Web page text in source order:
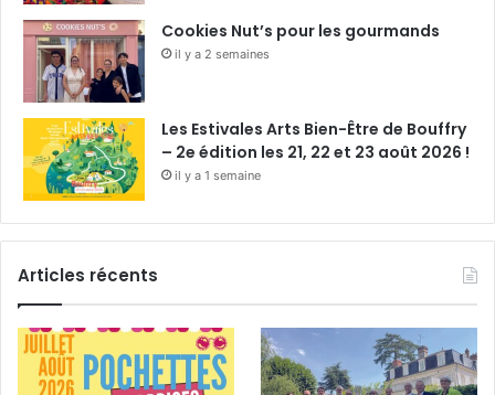
Cookies Nut’s pour les gourmands
il y a 2 semaines
Les Estivales Arts Bien-Être de Bouffry
– 2e édition les 21, 22 et 23 août 2026 !
il y a 1 semaine
Articles récents